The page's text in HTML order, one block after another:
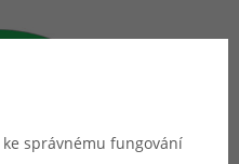
správnému fungování